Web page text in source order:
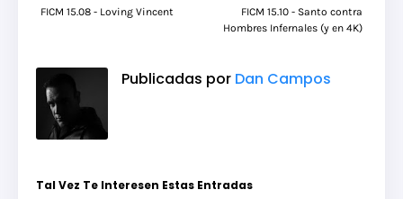
FICM 15.10 - Santo contra
Hombres Infernales (y en 4K)
FICM 15.08 - Loving Vincent
Publicadas por Dan Campos
Tal Vez Te Interesen Estas Entradas